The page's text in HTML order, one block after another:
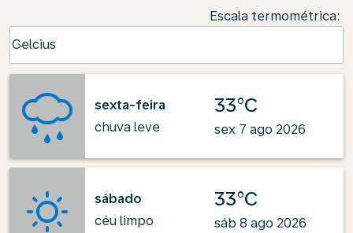
Escala termométrica:
Celcius
keyboard_arrow_down
sexta-feira
chuva leve
33°C
sex 7 ago 2026
sábado
céu limpo
33°C
sáb 8 ago 2026